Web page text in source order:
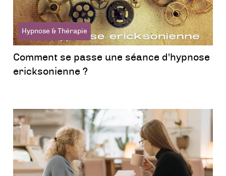
Hypnose & Thérapie
Comment se passe une séance d'hypnose
ericksonienne ?